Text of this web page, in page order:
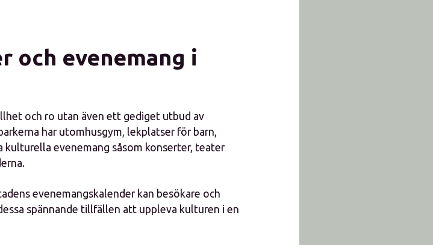
och evenemang i
och ro utan även ett gediget utbud av
har utomhusgym, lekplatser för barn,
kulturella evenemang såsom konserter, teater
evenemangskalender kan besökare och
spännande tillfällen att uppleva kulturen i en